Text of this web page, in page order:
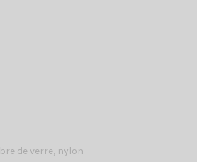
de verre, nylon